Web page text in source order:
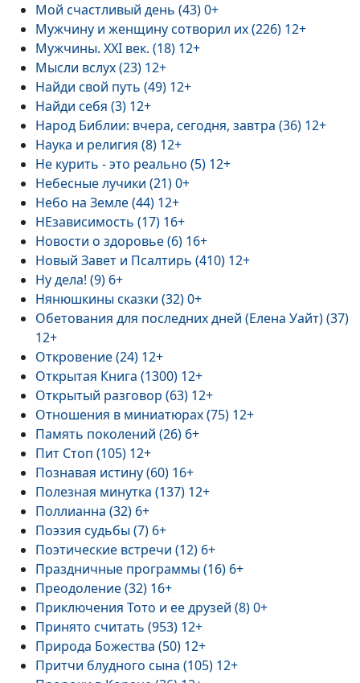
Мой счастливый день (43) 0+
Мужчину и женщину сотворил их (226) 12+
Мужчины. XXI век. (18) 12+
Мысли вслух (23) 12+
Найди свой путь (49) 12+
Найди себя (3) 12+
Народ Библии: вчера, сегодня, завтра (36) 12+
Наука и религия (8) 12+
Не курить - это реально (5) 12+
Небесные лучики (21) 0+
Небо на Земле (44) 12+
НЕзависимость (17) 16+
Новости о здоровье (6) 16+
Новый Завет и Псалтирь (410) 12+
Ну дела! (9) 6+
Нянюшкины сказки (32) 0+
Обетования для последних дней (Елена Уайт) (37)
12+
Откровение (24) 12+
Открытая Книга (1300) 12+
Открытый разговор (63) 12+
Отношения в миниатюрах (75) 12+
Память поколений (26) 6+
Пит Стоп (105) 12+
Познавая истину (60) 16+
Полезная минутка (137) 12+
Поллианна (32) 6+
Поэзия судьбы (7) 6+
Поэтические встречи (12) 6+
Праздничные программы (16) 6+
Преодоление (32) 16+
Приключения Тото и ее друзей (8) 0+
Принято считать (953) 12+
Природа Божества (50) 12+
Притчи блудного сына (105) 12+